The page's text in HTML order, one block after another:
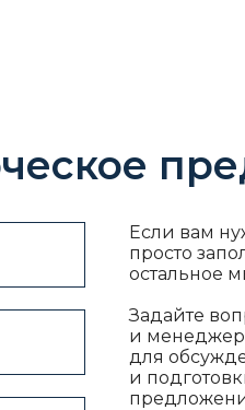
Если вам
просто
остальное
Задайте
и менеджер
для
и